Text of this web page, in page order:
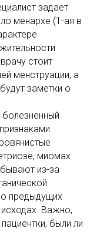
задает
менархе (1-ая в
стоит
менструации, а
заметки о
болезненный
миомах
бывают из-за
предыдущих
исходах. Важно,
были ли